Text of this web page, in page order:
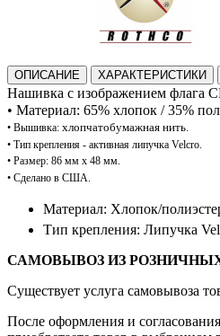
ОПИСАНИЕ ХАРАКТЕРИСТИКИ
Нашивка с изображением флага
• Материал: 65% хлопок / 35%
• Вышивка: хлопчатобумажная нить.
• Тип крепления - активная липучка Velcro.
• Размер: 86 мм x 48 мм.
• Сделано в США.
Материал: Хлопок/
Тип крепления: Липучка
САМОВЫВОЗ ИЗ
Существует услуга самовывоза
После оформления и